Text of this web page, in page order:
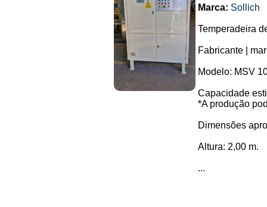
Marca: Sollich
Temperadeira
Fabricante |
Modelo: MSV
Capacidade
*A produção
Dimensões
Altura: 2,00 m.
...